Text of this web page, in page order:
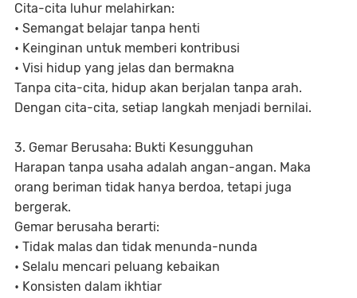
Cita-cita luhur melahirkan:
• Semangat belajar tanpa henti
• Keinginan untuk memberi kontribusi
• Visi hidup yang jelas dan bermakna
Tanpa cita-cita, hidup akan berjalan tanpa arah.
Dengan cita-cita, setiap langkah menjadi bernilai.
3. Gemar Berusaha: Bukti Kesungguhan
Harapan tanpa usaha adalah angan-angan. Maka
orang beriman tidak hanya berdoa, tetapi juga
bergerak.
Gemar berusaha berarti:
• Tidak malas dan tidak menunda-nunda
• Selalu mencari peluang kebaikan
• Konsisten dalam ikhtiar